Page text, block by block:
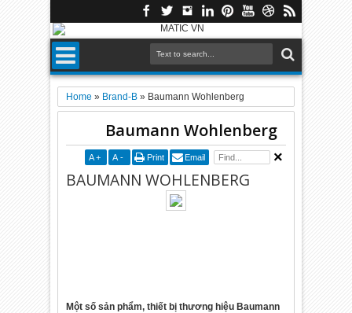
Home » Brand-B » Baumann Wohlenberg
Baumann Wohlenberg
A + A - Print Email
BAUMANN WOHLENBERG
Một số sản phẩm, thiết bị thương hiệu Baumann